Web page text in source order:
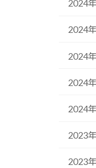
2024
2024
2024
2024
2024
2023
2023